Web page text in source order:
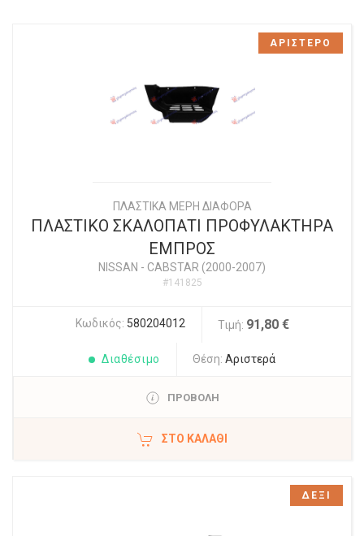
ΠΛΑΣΤΙΚΑ ΜΕΡΗ ΔΙΑΦΟΡΑ
ΠΛΑΣΤΙΚΟ ΣΚΑΛΟΠΑΤΙ ΠΡΟΦΥΛΑΚΤΗΡΑ
ΕΜΠΡΟΣ
NISSAN - CABSTAR (2000-2007)
#141825
Κωδικός: 580204012 Τιμή: 91,80 €
Διαθέσιμο Θέση: Αριστερά
ΠΡΟΒΟΛΗ
ΣΤΟ ΚΑΛΆΘΙ
ΑΡΙΣΤΕΡΟ
ΔΕΞΙ